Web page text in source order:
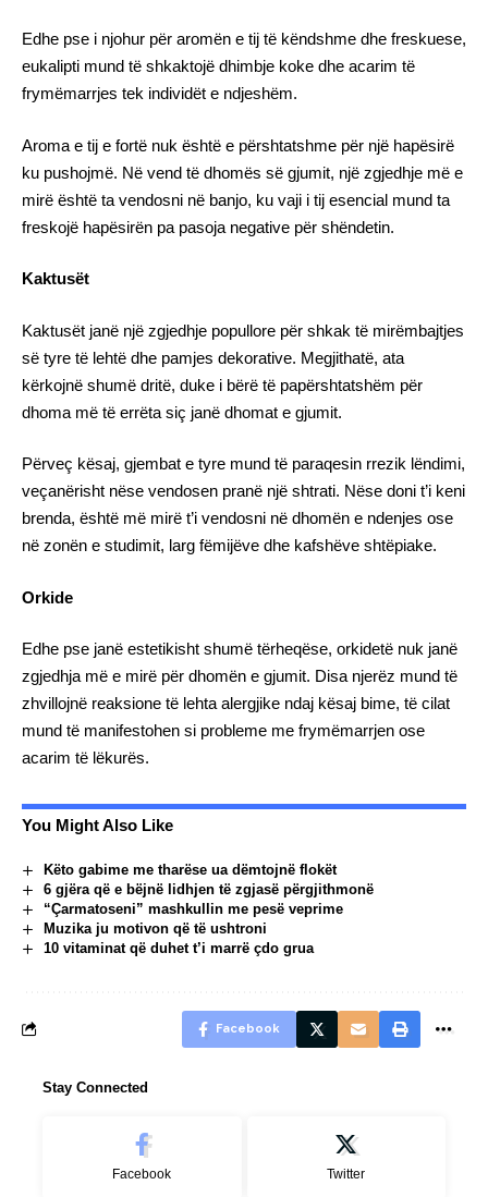
Edhe pse i njohur për aromën e tij të këndshme dhe freskuese,
eukalipti mund të shkaktojë dhimbje koke dhe acarim të
frymëmarrjes tek individët e ndjeshëm.
Aroma e tij e fortë nuk është e përshtatshme për një hapësirë
ku pushojmë. Në vend të dhomës së gjumit, një zgjedhje më e
mirë është ta vendosni në banjo, ku vaji i tij esencial mund ta
freskojë hapësirën pa pasoja negative për shëndetin.
Kaktusët
Kaktusët janë një zgjedhje popullore për shkak të mirëmbajtjes
së tyre të lehtë dhe pamjes dekorative. Megjithatë, ata
kërkojnë shumë dritë, duke i bërë të papërshtatshëm për
dhoma më të errëta siç janë dhomat e gjumit.
Përveç kësaj, gjembat e tyre mund të paraqesin rrezik lëndimi,
veçanërisht nëse vendosen pranë një shtrati. Nëse doni t’i keni
brenda, është më mirë t’i vendosni në dhomën e ndenjes ose
në zonën e studimit, larg fëmijëve dhe kafshëve shtëpiake.
Orkide
Edhe pse janë estetikisht shumë tërheqëse, orkidetë nuk janë
zgjedhja më e mirë për dhomën e gjumit. Disa njerëz mund të
zhvillojnë reaksione të lehta alergjike ndaj kësaj bime, të cilat
mund të manifestohen si probleme me frymëmarrjen ose
acarim të lëkurës.
You Might Also Like
Këto gabime me tharëse ua dëmtojnë flokët
6 gjëra që e bëjnë lidhjen të zgjasë përgjithmonë
“Çarmatoseni” mashkullin me pesë veprime
Muzika ju motivon që të ushtroni
10 vitaminat që duhet t’i marrë çdo grua
Facebook
Stay Connected
Facebook Twitter